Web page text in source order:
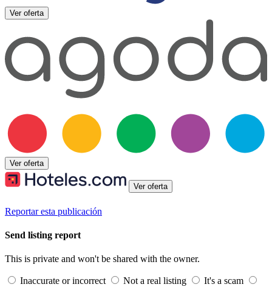
Ver oferta
Ver oferta
Ver oferta
Reportar esta publicación
Send listing report
This is private and won't be shared with the owner.
Inaccurate or incorrect Not a real listing
It's a scam